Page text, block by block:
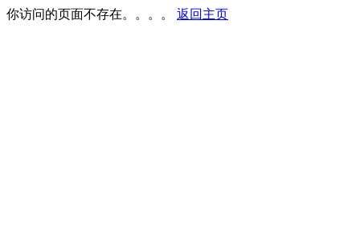
你访问的页面不存在。。。。 返回主页